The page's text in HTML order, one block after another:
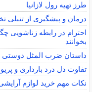
طرز تهیه رول لازانیا
درمان و پیشگیری از تنبلی
احترام در رابطه زناشویی
بخوانند
داستان ضرب المثل دوستی
تفاوت دل درد بارداری و
نکات مهم خرید لوازم